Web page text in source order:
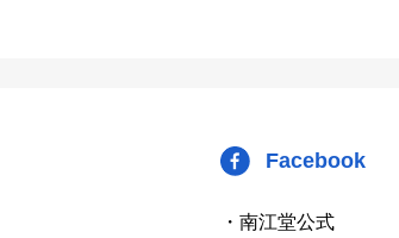
Facebook
・南江堂公式